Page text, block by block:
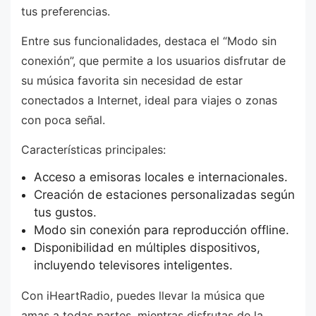
tus preferencias.
Entre sus funcionalidades, destaca el “Modo sin
conexión”, que permite a los usuarios disfrutar de
su música favorita sin necesidad de estar
conectados a Internet, ideal para viajes o zonas
con poca señal.
Características principales:
Acceso a emisoras locales e internacionales.
Creación de estaciones personalizadas según
tus gustos.
Modo sin conexión para reproducción offline.
Disponibilidad en múltiples dispositivos,
incluyendo televisores inteligentes.
Con iHeartRadio, puedes llevar la música que